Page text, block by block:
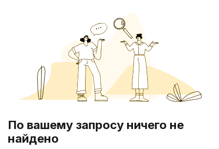
По вашему запросу ничего не
найдено